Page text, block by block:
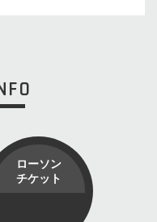
ローソン
チケット